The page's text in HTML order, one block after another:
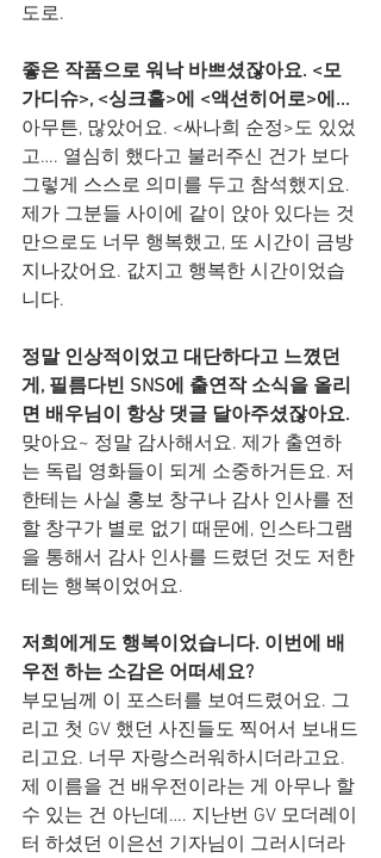
도로.
좋은 작품으로 워낙 바쁘셨잖아요. <모
가디슈>, <싱크홀>에 <액션히어로>에...
아무튼, 많았어요. <싸나희 순정>도 있었
고…. 열심히 했다고 불러주신 건가 보다
그렇게 스스로 의미를 두고 참석했지요.
제가 그분들 사이에 같이 앉아 있다는 것
만으로도 너무 행복했고, 또 시간이 금방
지나갔어요. 값지고 행복한 시간이었습
니다.
정말 인상적이었고 대단하다고 느꼈던
게, 필름다빈 SNS에 출연작 소식을 올리
면 배우님이 항상 댓글 달아주셨잖아요.
맞아요~ 정말 감사해서요. 제가 출연하
는 독립 영화들이 되게 소중하거든요. 저
한테는 사실 홍보 창구나 감사 인사를 전
할 창구가 별로 없기 때문에, 인스타그램
을 통해서 감사 인사를 드렸던 것도 저한
테는 행복이었어요.
저희에게도 행복이었습니다. 이번에 배
우전 하는 소감은 어떠세요?
부모님께 이 포스터를 보여드렸어요. 그
리고 첫 GV 했던 사진들도 찍어서 보내드
리고요. 너무 자랑스러워하시더라고요.
제 이름을 건 배우전이라는 게 아무나 할
수 있는 건 아닌데…. 지난번 GV 모더레이
터 하셨던 이은선 기자님이 그러시더라